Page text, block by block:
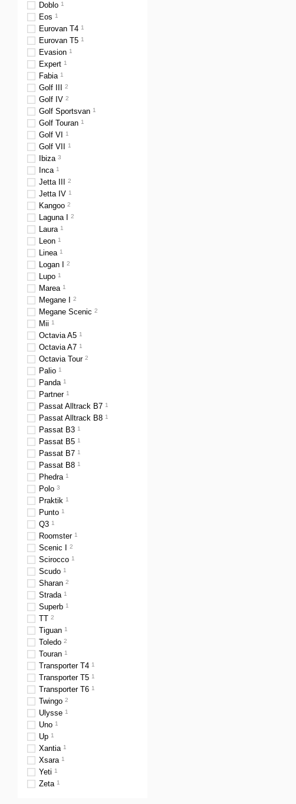
Doblo 1
Eos 1
Eurovan T4 1
Eurovan T5 1
Evasion 1
Expert 1
Fabia 1
Golf III 2
Golf IV 2
Golf Sportsvan 1
Golf Touran 1
Golf VI 1
Golf VII 1
Ibiza 3
Inca 1
Jetta III 2
Jetta IV 1
Kangoo 2
Laguna I 2
Laura 1
Leon 1
Linea 1
Logan I 2
Lupo 1
Marea 1
Megane I 2
Megane Scenic 2
Mii 1
Octavia A5 1
Octavia A7 1
Octavia Tour 2
Palio 1
Panda 1
Partner 1
Passat Alltrack B7 1
Passat Alltrack B8 1
Passat B3 1
Passat B5 1
Passat B7 1
Passat B8 1
Phedra 1
Polo 3
Praktik 1
Punto 1
Q3 1
Roomster 1
Scenic I 2
Scirocco 1
Scudo 1
Sharan 2
Strada 1
Superb 1
TT 2
Tiguan 1
Toledo 2
Touran 1
Transporter T4 1
Transporter T5 1
Transporter T6 1
Twingo 2
Ulysse 1
Uno 1
Up 1
Xantia 1
Xsara 1
Yeti 1
Zeta 1